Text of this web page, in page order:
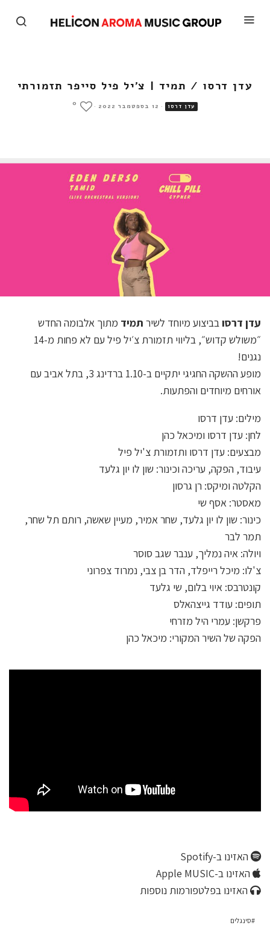
עדן דרסו / תמיד | צ'יל פיל סייפר תזמורתי
עדן דרסו · 12 בספטמבר 2022 ·
0
עדן דרסובביצוע מיוחד לשיר תמיד מתוך אלבומה החדש
״משולש קדוש״, בליווי תזמורת צ׳יל פיל עם לא פחות מ-14
נגנים!
מופע ההשקה החגיגי יתקיים ב-1.10 ברדינג 3, בתל אביב עם
אורחים מיוחדים והפתעות.
מילים: עדן דרסו
לחן: עדן דרסו ומיכאל כהן
מבצעים: עדן דרסו ותזמורת צ'יל פיל
עיבוד, הפקה, עריכה וכינור: שון לו יון גלעד
הקלטה ומיקס: רן גרסון
מאסטר: אסף שי
כינור: שון לו יון גלעד, שחר אמיר, מעיין שאשה, רותם תל שחר,
תמר לבר
ויולה: איה נמליך, ענבר שגב סוסר
צ'לו: מיכל רייפלד, הדר בן צבי, נמרוד צפרוני
קונטרבס: איוי בלום, שי גלעד
תופים: עודד גייצהאלס
פרקשן: עמרי היל מזרחי
הפקה של השיר המקורי: מיכאל כהן
האזינו ב-Spotify
האזינו ב-Apple MUSIC
האזינו בפלטפורמות נוספות
סינגלים